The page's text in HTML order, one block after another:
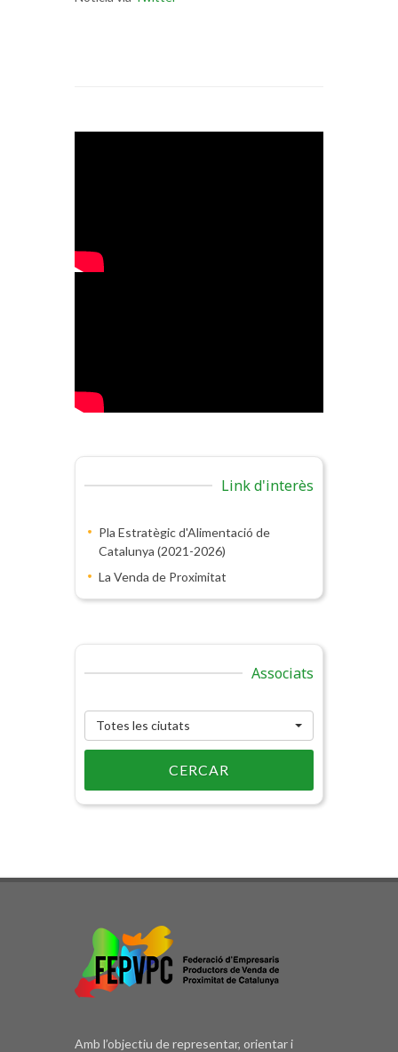
Link d'interès
Pla Estratègic d'Alimentació de
Catalunya (2021-2026)
La Venda de Proximitat
Associats
Totes les ciutats
CERCAR
Amb l’objectiu de representar, orientar i